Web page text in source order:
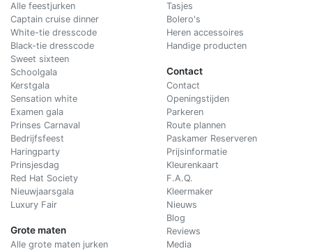
Alle feestjurken
Captain cruise dinner
White-tie dresscode
Black-tie dresscode
Sweet sixteen
Schoolgala
Kerstgala
Sensation white
Examen gala
Prinses Carnaval
Bedrijfsfeest
Haringparty
Prinsjesdag
Red Hat Society
Nieuwjaarsgala
Luxury Fair
Grote maten
Alle grote maten jurken
Tasjes
Bolero's
Heren accessoires
Handige producten
Contact
Contact
Openingstijden
Parkeren
Route plannen
Paskamer Reserveren
Prijsinformatie
Kleurenkaart
F.A.Q.
Kleermaker
Nieuws
Blog
Reviews
Media